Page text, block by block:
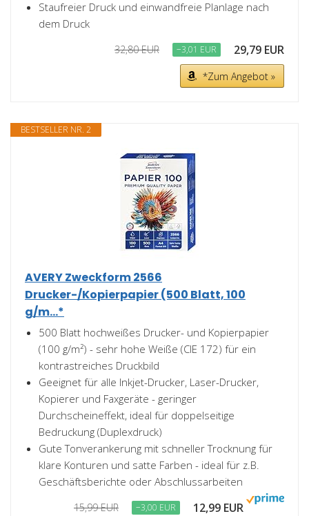
Staufreier Druck und einwandfreie Planlage nach
dem Druck
32,80 EUR −3,01 EUR 29,79 EUR
*Zum Angebot »
BESTSELLER NR. 2
AVERY Zweckform 2566
Drucker-/Kopierpapier (500 Blatt, 100
g/m...*
500 Blatt hochweißes Drucker- und Kopierpapier
(100 g/m²) - sehr hohe Weiße (CIE 172) für ein
kontrastreiches Druckbild
Geeignet für alle Inkjet-Drucker, Laser-Drucker,
Kopierer und Faxgeräte - geringer
Durchscheineffekt, ideal für doppelseitige
Bedruckung (Duplexdruck)
Gute Tonverankerung mit schneller Trocknung für
klare Konturen und satte Farben - ideal für z.B.
Geschäftsberichte oder Abschlussarbeiten
15,99 EUR −3,00 EUR 12,99 EUR